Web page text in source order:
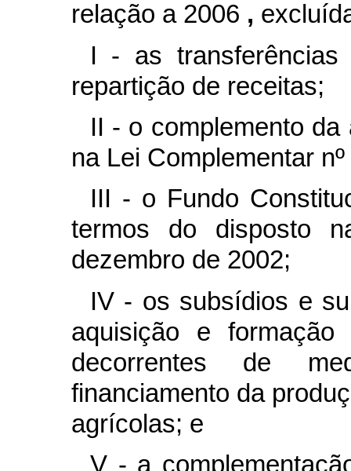
relação a 2006 ,
I - as transferências
repartição de receitas;
II - o complemento
na Lei Complementar
III - o Fundo
termos do disposto
dezembro de 2002;
IV - os subsídios e
aquisição e
decorrentes de
financiamento da
agrícolas; e
V - a